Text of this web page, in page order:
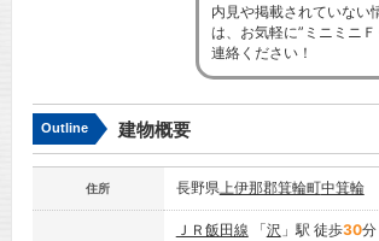
内見や掲載されていない
は、お気軽に”ミニミニ
連絡ください！
Outline 建物概要
住所 長野県上伊那郡箕輪町中箕輪
ＪＲ飯田線 「沢 」駅 徒歩30分